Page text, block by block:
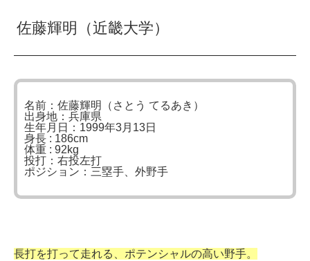
佐藤輝明（近畿大学）
名前：佐藤輝明（さとう てるあき）
出身地：兵庫県
生年月日：1999年3月13日
身長 : 186cm
体重 : 92kg
投打：右投左打
ポジション：三塁手、外野手
長打を打って走れる、ポテンシャルの高い野手。